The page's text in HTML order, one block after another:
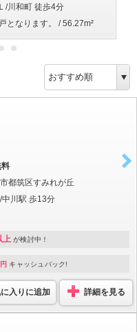
/川和町 徒歩4分
となります。 / 56.27m²
都筑区すみれが丘
中川駅 歩13分
上 が検討中！
円 キャッシュバック!
入りに追加 詳細を見る